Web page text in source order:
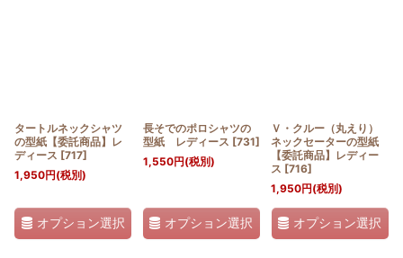
タートルネックシャツ
の型紙【委託商品】レ
ディース [717]
1,950円(税別)
オプション選択
長そでのポロシャツの
型紙 レディース [731]
1,550円(税別)
オプション選択
Ｖ・クルー（丸えり）
ネックセーターの型紙
【委託商品】レディー
ス [716]
1,950円(税別)
オプション選択